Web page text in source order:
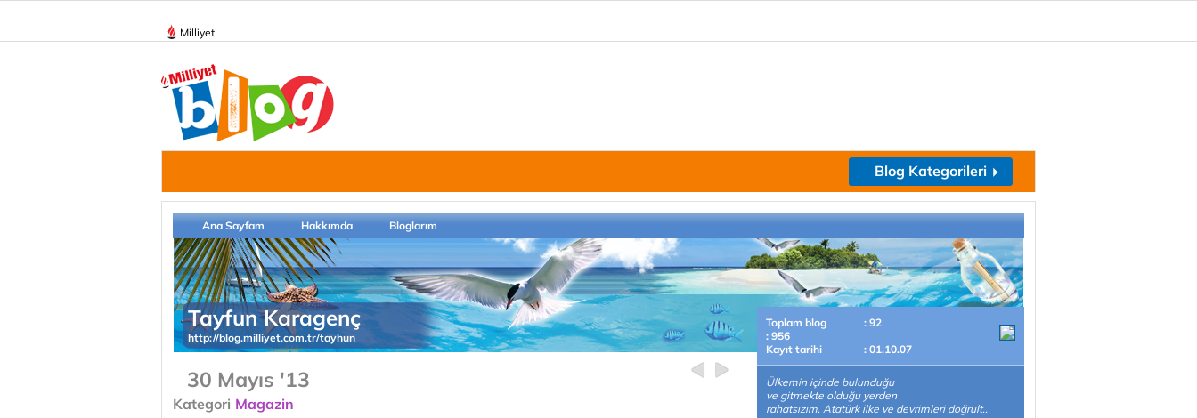
Milliyet
Blog Kategorileri
Ana Sayfam Hakkımda Bloglarım
Tayfun Karagenç
http://blog.milliyet.com.tr/tayhun
30 Mayıs '13
Kategori Magazin
Toplam blog
: 92
: 956
Kayıt tarihi
: 01.10.07
Ülkemin içinde bulunduğu
ve gitmekte olduğu yerden
rahatsızım. Atatürk ilke ve devrimleri doğrult..